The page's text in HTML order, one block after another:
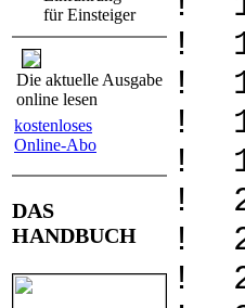
für Einsteiger
Die aktuelle Ausgabe
online lesen
kostenloses
Online-Abo
DAS
HANDBUCH
!
!
!
!
!
!
!